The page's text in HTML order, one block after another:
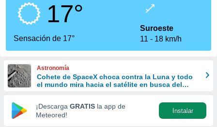
calidad.
a este
las
y
forma
digital
basada
17°
Sensación de 17°
Suroeste
11
18 km/h
Astronomía
Cohete de SpaceX choca contra la Luna y todo
el mundo mira hacia el satélite en busca del
¡Descarga GRATIS la app de
Meteored!
Instalar